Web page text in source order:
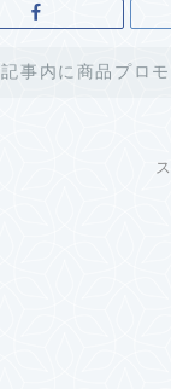
記事内に商品プロ